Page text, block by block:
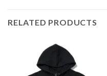
RELATED PRODUCTS